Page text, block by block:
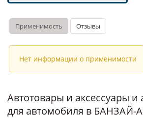
Применимость Отзывы
Нет информации о применимости
Автотовары и аксессуары и
для автомобиля в